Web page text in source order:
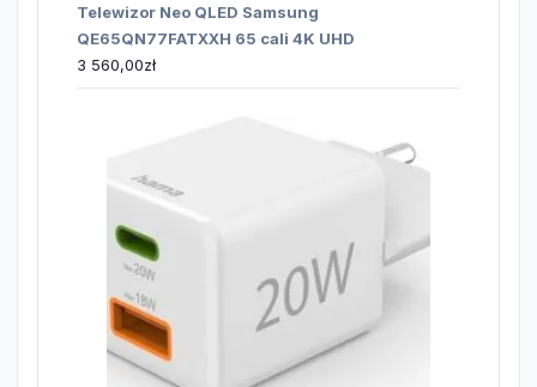
Telewizor Neo QLED Samsung
QE65QN77FATXXH 65 cali 4K UHD
3 560,00zł